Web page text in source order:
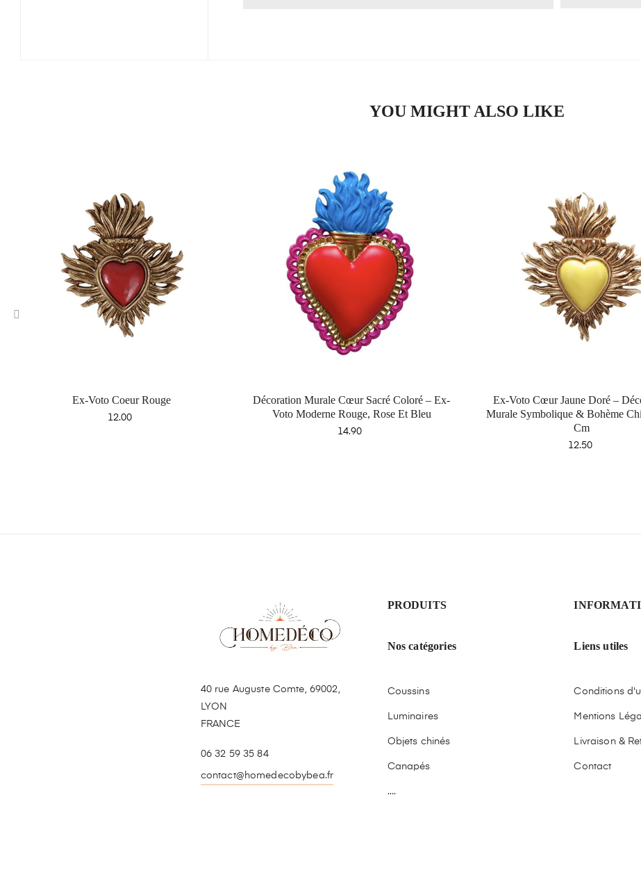
YOU MIGHT ALSO LIKE
Ex-Voto Coeur Rouge
Price
12.00
Décoration Murale Cœur Sacré Coloré – Ex-
Voto Moderne Rouge, Rose Et Bleu
Price
14.90
Ex-Voto Cœur Jaune Doré –
Murale Symbolique & Bohème
Cm
Price
12.50
40 rue Auguste Comte, 69002,
LYON
FRANCE
06 32 59 35 84
contact@homedecobybea.fr
PRODUITS
Nos catégories
Coussins
Luminaires
Objets chinés
Canapés
....
Liens utiles
Conditions
Mentions
Livraison &
Contact